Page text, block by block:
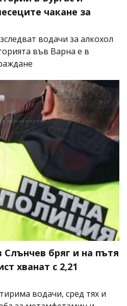
чакане за
водачи за алкохол
във Варна е в
бряг и на пътя
хванат с 2,21
водачи, сред тях и